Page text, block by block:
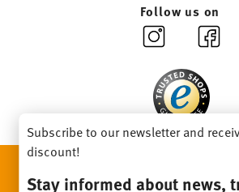
Follow us on
Beauty & functionality for your
Subscribe to our newsletter and
discount!
Stay informed about news,